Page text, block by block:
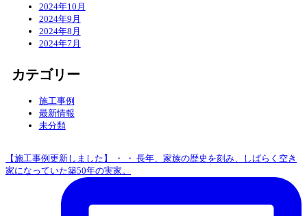
2024年10月
2024年9月
2024年8月
2024年7月
カテゴリー
施工事例
最新情報
未分類
【施工事例更新しました】 ・ ・ 長年、家族の歴史を刻み、しばらく空き
家になっていた築50年の実家。